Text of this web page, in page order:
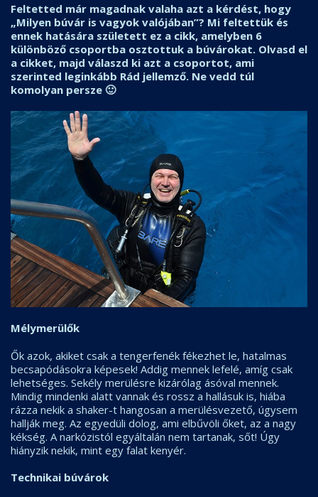
Feltetted már magadnak valaha azt a kérdést, hogy
„Milyen búvár is vagyok valójában”? Mi feltettük és
ennek hatására született ez a cikk, amelyben 6
különböző csoportba osztottuk a búvárokat. Olvasd el
a cikket, majd válaszd ki azt a csoportot, ami
szerinted leginkább Rád jellemző. Ne vedd túl
komolyan persze 🙂
Mélymerülők
Ők azok, akiket csak a tengerfenék fékezhet le, hatalmas
becsapódásokra képesek! Addig mennek lefelé, amíg csak
lehetséges. Sekély merülésre kizárólag ásóval mennek.
Mindig mindenki alatt vannak és rossz a hallásuk is, hiába
rázza nekik a shaker-t hangosan a merülésvezető, úgysem
hallják meg. Az egyedüli dolog, ami elbűvöli őket, az a nagy
kékség. A narkózistól egyáltalán nem tartanak, sőt! Úgy
hiányzik nekik, mint egy falat kenyér.
Technikai búvárok